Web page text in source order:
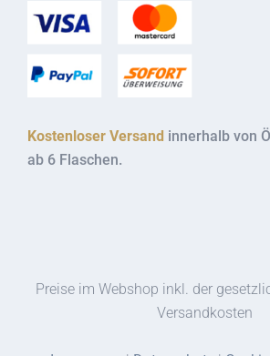
Kostenloser Versand innerhalb von
ab 6 Flaschen.
Preise im Webshop inkl. der
Versandkosten